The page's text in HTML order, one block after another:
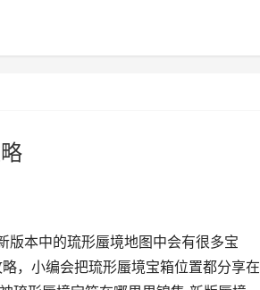
版本中的琉形蜃境地图中会有很多宝
，小编会把琉形蜃境宝箱位置都分享在